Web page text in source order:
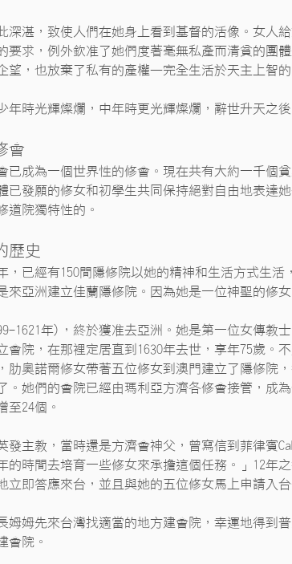
深湛，致使人們在她身上看到基督的活像。女人
要求，例外欽准了她們度著毫無私產而清貧的團
望，也放棄了私有的產權—完全生活於天主上智的
年時光輝燦爛，中年時更光輝燦爛，辭世升天之
會
已成為一個世界性的修會。現在共有大約一千個
已發願的修女和初學生共同保持絕對自由地表
道院獨特性的。
歷史
，已經有150間隱修院以她的精神和生活方式生
來亞洲建立佳蘭隱修院。因為她是一位神聖的修
1621年)，終於獲准去亞洲。她是第一位女傳教
會院，在那裡定居直到1630年去世，享年75歲
肋奧諾爾修女帶著五位修女到澳門建立了隱修
。她們的會院已經由瑪利亞方濟各修會接管，成
至24個。
發主教，當時還是方濟會神父，曾寫信到菲律賓
的時間去培育一些修女來承擔這個任務。」12年
立即答應來台，並且與她的五位修女馬上申請入台
姆姆先來台灣找適當的地方建會院，幸運地得到
會院。